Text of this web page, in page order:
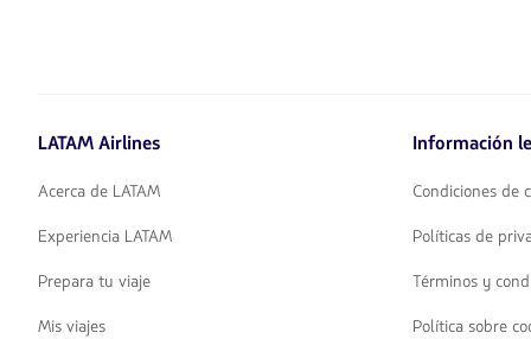
LATAM Airlines
Acerca de LATAM
Experiencia LATAM
Prepara tu viaje
Mis viajes
Información
Condiciones de
Políticas de
Términos y
Política sobre